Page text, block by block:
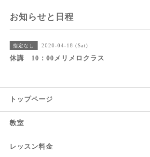
お知らせと日程
指定なし 2020-04-18 (Sat)
休講 10：00メリメロクラス
トップページ
教室
レッスン料金